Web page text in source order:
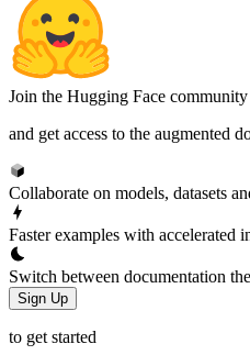
Join the Hugging Face community
and get access to the augmented
Collaborate on models, datasets
Faster examples with accelerated
Switch between documentation
Sign Up
to get started